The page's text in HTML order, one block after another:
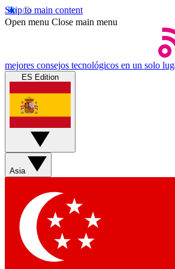
Skip to main content
Open menu Close main menu
mejores consejos tecnológicos en un solo
ES Edition
Asia